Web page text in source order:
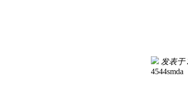
发表于
4544smda